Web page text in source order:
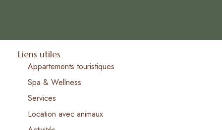
Liens utiles
Appartements touristiques
Spa & Wellness
Services
Location avec animaux